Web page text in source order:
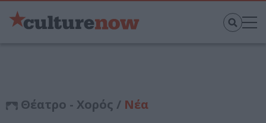
Θέατρο - Χορός / Νέα